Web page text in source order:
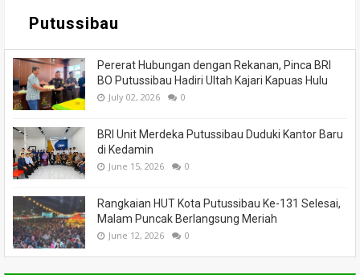
Putussibau
Pererat Hubungan dengan Rekanan, Pinca BRI
BO Putussibau Hadiri Ultah Kajari Kapuas Hulu
July 02, 2026 0
BRI Unit Merdeka Putussibau Duduki Kantor Baru
di Kedamin
June 15, 2026 0
Rangkaian HUT Kota Putussibau Ke-131 Selesai,
Malam Puncak Berlangsung Meriah
June 12, 2026 0